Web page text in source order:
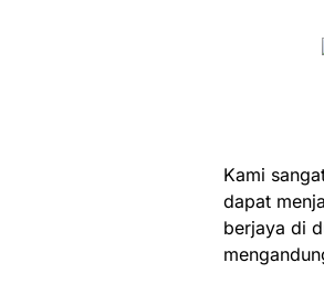
Kami
dapat
berjaya di